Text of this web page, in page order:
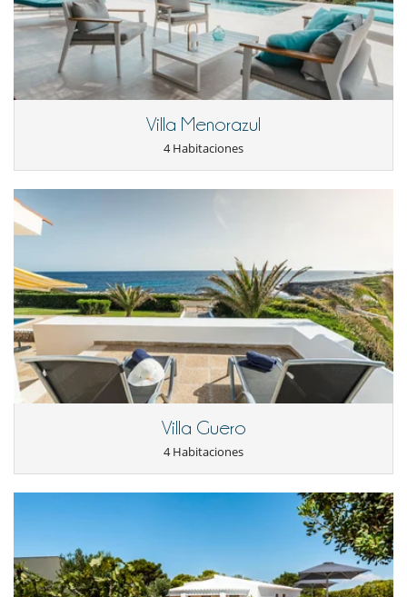
Villa Menorazul
4 Habitaciones
Villa Guero
4 Habitaciones